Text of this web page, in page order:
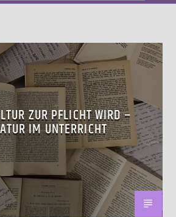
ZUR PFLICHT WIRD –
IM UNTERRICHT